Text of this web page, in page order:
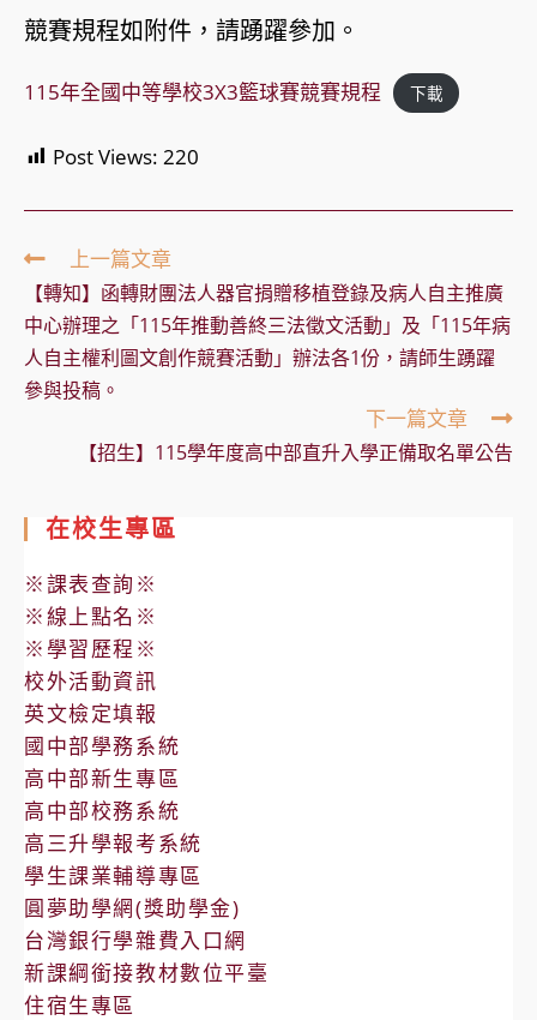
競賽規程如附件，請踴躍參加。
115年全國中等學校3X3籃球賽競賽規程 下載
Post Views: 220
Read
more
articles
上一篇文章
【轉知】函轉財團法人器官捐贈移植登錄及病人自主推廣
中心辦理之「115年推動善終三法徵文活動」及「115年病
人自主權利圖文創作競賽活動」辦法各1份，請師生踴躍
參與投稿。
下一篇文章
【招生】115學年度高中部直升入學正備取名單公告
在校生專區
※課表查詢※
※線上點名※
※學習歷程※
校外活動資訊
英文檢定填報
國中部學務系統
高中部新生專區
高中部校務系統
高三升學報考系統
學生課業輔導專區
圓夢助學網(獎助學金)
台灣銀行學雜費入口網
新課綱銜接教材數位平臺
住宿生專區